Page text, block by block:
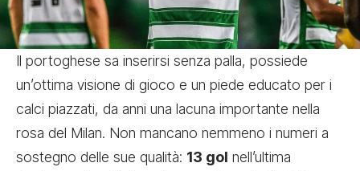
Il portoghese sa inserirsi senza palla, possiede
un’ottima visione di gioco e un piede educato per i
calci piazzati, da anni una lacuna importante nella
rosa del Milan. Non mancano nemmeno i numeri a
sostegno delle sue qualità: 13 gol nell’ultima